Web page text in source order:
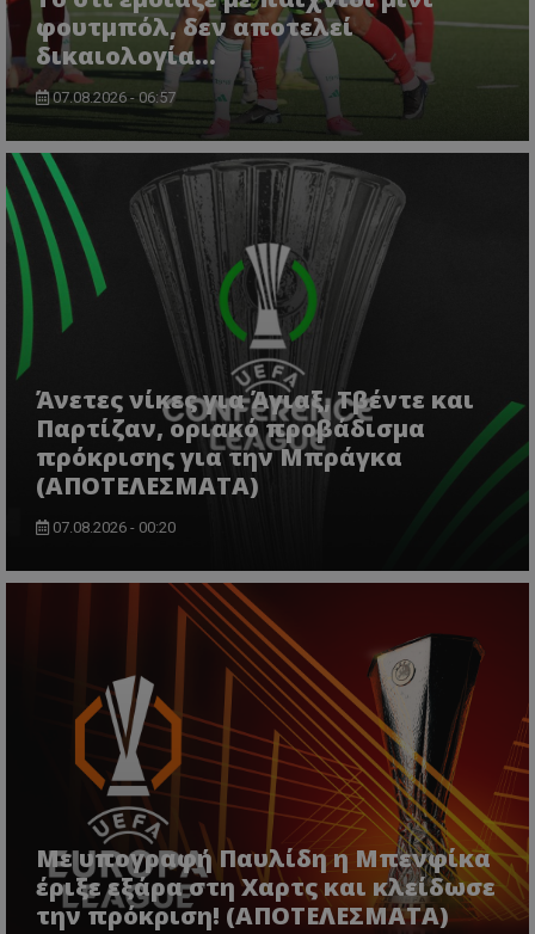
φουτμπόλ, δεν αποτελεί
δικαιολογία…
07.08.2026 - 06:57
Άνετες νίκες για Άγιαξ, Τβέντε και
Παρτίζαν, οριακό προβάδισμα
πρόκρισης για την Μπράγκα
(ΑΠΟΤΕΛΕΣΜΑΤΑ)
07.08.2026 - 00:20
Με υπογραφή Παυλίδη η Μπενφίκα
έριξε εξάρα στη Χαρτς και κλείδωσε
την πρόκριση! (ΑΠΟΤΕΛΕΣΜΑΤΑ)